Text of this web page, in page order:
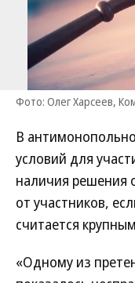
Фото: Олег Харсеев,
В
условий для
наличия решения
от участников,
считается
«Одному из